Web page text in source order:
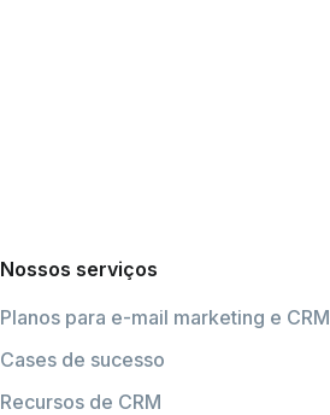
Nossos serviços
Planos para e-mail marketing e CRM
Cases de sucesso
Recursos de CRM